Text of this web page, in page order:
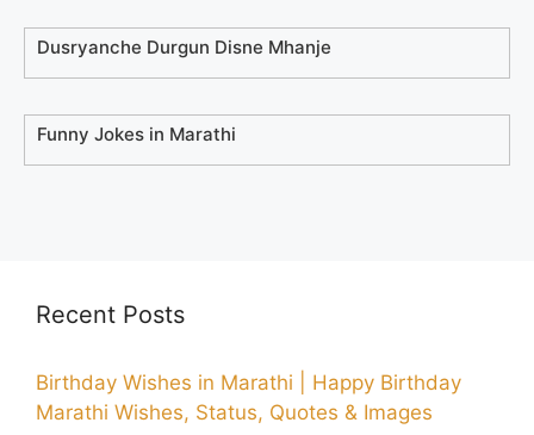
Dusryanche Durgun Disne Mhanje
Funny Jokes in Marathi
Recent Posts
Birthday Wishes in Marathi | Happy Birthday
Marathi Wishes, Status, Quotes & Images